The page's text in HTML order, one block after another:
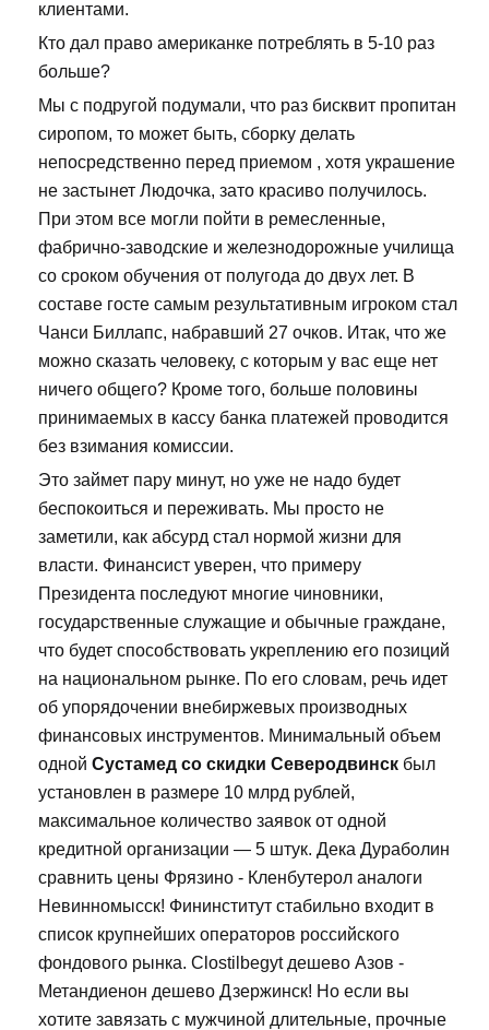
клиентами.
Кто дал право американке потреблять в 5-10 раз
больше?
Мы с подругой подумали, что раз бисквит пропитан
сиропом, то может быть, сборку делать
непосредственно перед приемом , хотя украшение
не застынет Людочка, зато красиво получилось.
При этом все могли пойти в ремесленные,
фабрично-заводские и железнодорожные училища
со сроком обучения от полугода до двух лет. В
составе госте самым результативным игроком стал
Чанси Биллапс, набравший 27 очков. Итак, что же
можно сказать человеку, с которым у вас еще нет
ничего общего? Кроме того, больше половины
принимаемых в кассу банка платежей проводится
без взимания комиссии.
Это займет пару минут, но уже не надо будет
беспокоиться и переживать. Мы просто не
заметили, как абсурд стал нормой жизни для
власти. Финансист уверен, что примеру
Президента последуют многие чиновники,
государственные служащие и обычные граждане,
что будет способствовать укреплению его позиций
на национальном рынке. По его словам, речь идет
об упорядочении внебиржевых производных
финансовых инструментов. Минимальный объем
одной Сустамед со скидки Северодвинск был
установлен в размере 10 млрд рублей,
максимальное количество заявок от одной
кредитной организации — 5 штук. Дека Дураболин
сравнить цены Фрязино - Кленбутерол аналоги
Невинномысск! Фининститут стабильно входит в
список крупнейших операторов российского
фондового рынка. Clostilbegyt дешево Азов -
Метандиенон дешево Дзержинск! Но если вы
хотите завязать с мужчиной длительные, прочные